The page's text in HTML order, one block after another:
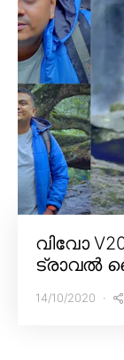
വിവോ
ട്രാവൽ
14/10/2020